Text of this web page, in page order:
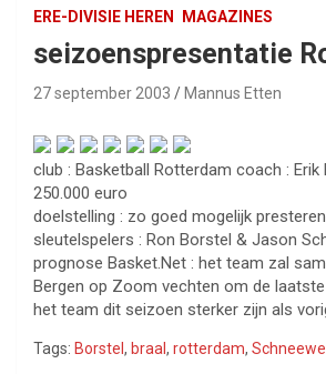
ERE-DIVISIE HEREN MAGAZINES
seizoenspresentatie
27 september 2003 Mannus Etten
club : Basketball Rotterdam coach : Erik
250.000 euro
doelstelling : zo goed mogelijk presteren
sleutelspelers : Ron Borstel & Jason
prognose Basket.Net : het team zal
Bergen op Zoom vechten om de
het team dit seizoen sterker zijn als
Tags: Borstel , braal , rotterdam,